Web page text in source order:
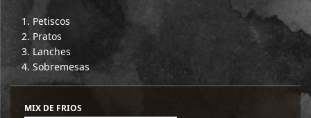
Petiscos
Pratos
Lanches
Sobremesas
MIX DE FRIOS